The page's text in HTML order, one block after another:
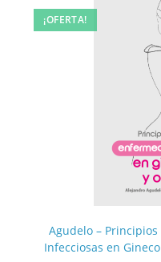
¡OFERTA!
Agudelo –
Infecciosas en